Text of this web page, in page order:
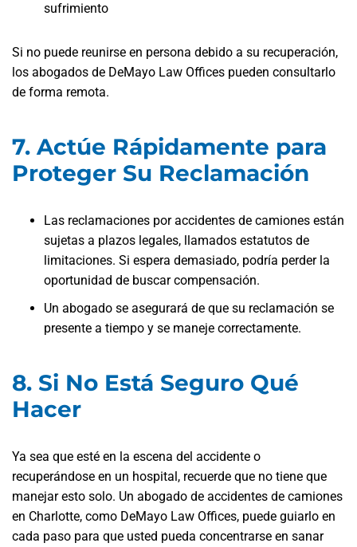
sufrimiento
Si no puede reunirse en persona debido a su recuperación,
los abogados de DeMayo Law Offices pueden consultarlo
de forma remota.
7. Actúe Rápidamente para
Proteger Su Reclamación
Las reclamaciones por accidentes de camiones están
sujetas a plazos legales, llamados estatutos de
limitaciones. Si espera demasiado, podría perder la
oportunidad de buscar compensación.
Un abogado se asegurará de que su reclamación se
presente a tiempo y se maneje correctamente.
8. Si No Está Seguro Qué
Hacer
Ya sea que esté en la escena del accidente o
recuperándose en un hospital, recuerde que no tiene que
manejar esto solo. Un abogado de accidentes de camiones
en Charlotte, como DeMayo Law Offices, puede guiarlo en
cada paso para que usted pueda concentrarse en sanar